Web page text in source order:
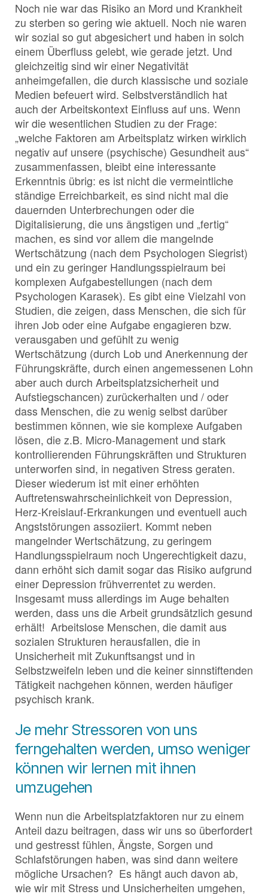
Noch nie war das Risiko an Mord und Krankheit
zu sterben so gering wie aktuell. Noch nie waren
wir sozial so gut abgesichert und haben in solch
einem Überfluss gelebt, wie gerade jetzt. Und
gleichzeitig sind wir einer Negativität
anheimgefallen, die durch klassische und soziale
Medien befeuert wird. Selbstverständlich hat
auch der Arbeitskontext Einfluss auf uns. Wenn
wir die wesentlichen Studien zu der Frage:
„welche Faktoren am Arbeitsplatz wirken wirklich
negativ auf unsere (psychische) Gesundheit aus“
zusammenfassen, bleibt eine interessante
Erkenntnis übrig: es ist nicht die vermeintliche
ständige Erreichbarkeit, es sind nicht mal die
dauernden Unterbrechungen oder die
Digitalisierung, die uns ängstigen und „fertig“
machen, es sind vor allem die mangelnde
Wertschätzung (nach dem Psychologen Siegrist)
und ein zu geringer Handlungsspielraum bei
komplexen Aufgabestellungen (nach dem
Psychologen Karasek). Es gibt eine Vielzahl von
Studien, die zeigen, dass Menschen, die sich für
ihren Job oder eine Aufgabe engagieren bzw.
verausgaben und gefühlt zu wenig
Wertschätzung (durch Lob und Anerkennung der
Führungskräfte, durch einen angemessenen Lohn
aber auch durch Arbeitsplatzsicherheit und
Aufstiegschancen) zurückerhalten und / oder
dass Menschen, die zu wenig selbst darüber
bestimmen können, wie sie komplexe Aufgaben
lösen, die z.B. Micro-Management und stark
kontrollierenden Führungskräften und Strukturen
unterworfen sind, in negativen Stress geraten.
Dieser wiederum ist mit einer erhöhten
Auftretenswahrscheinlichkeit von Depression,
Herz-Kreislauf-Erkrankungen und eventuell auch
Angststörungen assoziiert. Kommt neben
mangelnder Wertschätzung, zu geringem
Handlungsspielraum noch Ungerechtigkeit dazu,
dann erhöht sich damit sogar das Risiko aufgrund
einer Depression frühverrentet zu werden.
Insgesamt muss allerdings im Auge behalten
werden, dass uns die Arbeit grundsätzlich gesund
erhält! Arbeitslose Menschen, die damit aus
sozialen Strukturen herausfallen, die in
Unsicherheit mit Zukunftsangst und in
Selbstzweifeln leben und die keiner sinnstiftenden
Tätigkeit nachgehen können, werden häufiger
psychisch krank.
Je mehr Stressoren von uns
ferngehalten werden, umso weniger
können wir lernen mit ihnen
umzugehen
Wenn nun die Arbeitsplatzfaktoren nur zu einem
Anteil dazu beitragen, dass wir uns so überfordert
und gestresst fühlen, Ängste, Sorgen und
Schlafstörungen haben, was sind dann weitere
mögliche Ursachen? Es hängt auch davon ab,
wie wir mit Stress und Unsicherheiten umgehen,